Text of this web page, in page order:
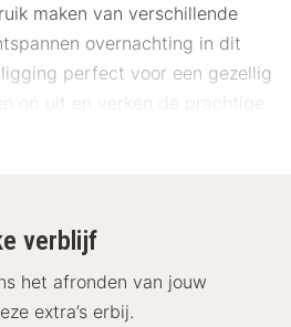
maken van verschillende
overnachting in dit
perfect voor een gezellig
op uit en verken de prachtige
een heerlijke tijd
verblijf
het afronden van jouw
extra’s erbij.